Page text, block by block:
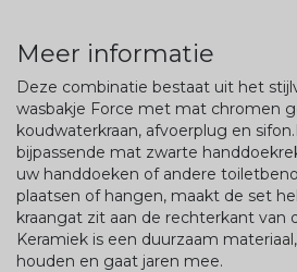
Meer informatie
Deze combinatie bestaat uit het
wasbakje Force met mat chromen
koudwaterkraan, afvoerplug en
bijpassende mat zwarte
uw handdoeken of andere
plaatsen of hangen, maakt de set
kraangat zit aan de rechterkant van
Keramiek is een duurzaam
houden en gaat jaren mee.